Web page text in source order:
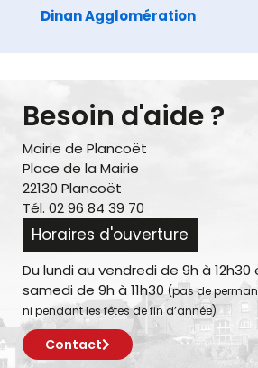
Dinan Agglomération
Besoin d'aide ?
Mairie de Plancoët
Place de la Mairie
22130 Plancoët
Tél. 02 96 84 39 70
Horaires d'ouverture
Du lundi au vendredi de 9h à 12h30
samedi de 9h à 11h30 (pas de
ni pendant les fêtes de fin d’année)
Contact